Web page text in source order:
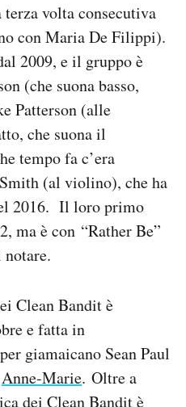
volta consecutiva
con Maria De Filippi).
2009, e il gruppo è
(che suona basso,
Patterson (alle
che suona il
tempo fa c’era
(al violino), che ha
2016. Il loro primo
ma è con “Rather Be”
Clean Bandit è
e fatta in
giamaicano Sean Paul
Anne-Marie. Oltre a
dei Clean Bandit è